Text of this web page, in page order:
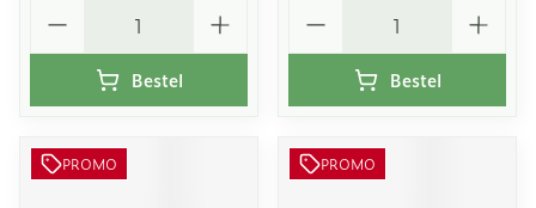
Bestel Bestel
PROMO PROMO